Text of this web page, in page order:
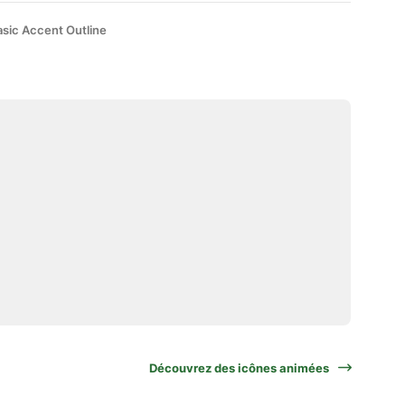
Accent Outline
Découvrez des icônes animées